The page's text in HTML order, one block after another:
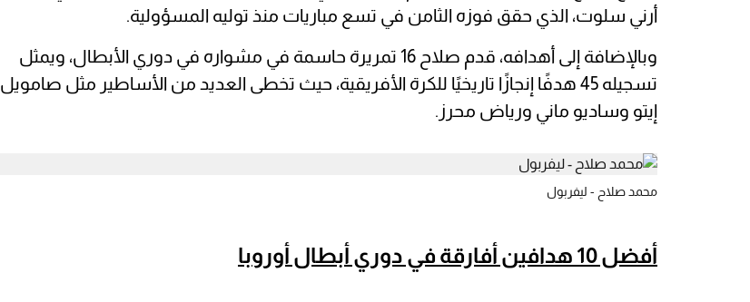
أرني سلوت، الذي حقق فوزه الثامن في تسع مباريات منذ توليه المسؤولية.
وبالإضافة إلى أهدافه، قدم صلاح 16 تمريرة حاسمة في مشواره في دوري الأبطال، ويمثل
تسجيله 45 هدفًا إنجازًا تاريخيًا للكرة الأفريقية، حيث تخطى العديد من الأساطير مثل صامويل
إيتو وساديو ماني ورياض محرز.
محمد صلاح - ليفربول
أفضل 10 هدافين أفارقة في دوري أبطال أوروبا